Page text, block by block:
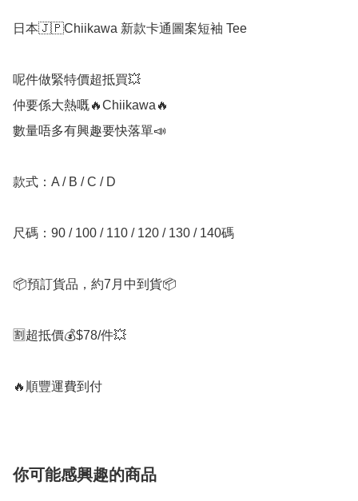
日本🇯🇵Chiikawa 新款卡通圖案短袖 Tee
呢件做緊特價超抵買💥
仲要係大熱嘅🔥Chiikawa🔥
數量唔多有興趣要快落單📣
款式：A / B / C / D
尺碼：90 / 100 / 110 / 120 / 130 / 140碼
📦預訂貨品，約7月中到貨📦
🈹超抵價💰$78/件💥
🔥順豐運費到付
你可能感興趣的商品